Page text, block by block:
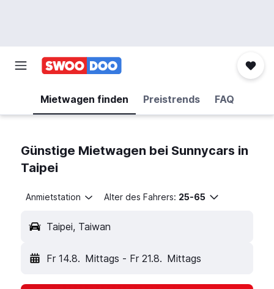
Mietwagen finden Preistrends FAQ
Günstige Mietwagen bei Sunnycars in
Taipei
Anmietstation Alter des Fahrers: 25-65
Taipei, Taiwan
Fr 14.8. Mittags - Fr 21.8. Mittags